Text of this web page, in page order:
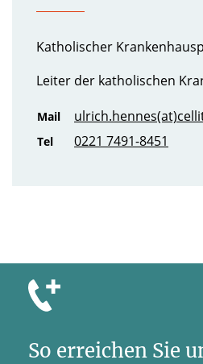
Katholischer
Leiter der katholischen
Mail
Tel 0221 7491-8451
So erreichen Sie